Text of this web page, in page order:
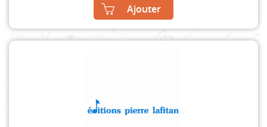
Ajouter